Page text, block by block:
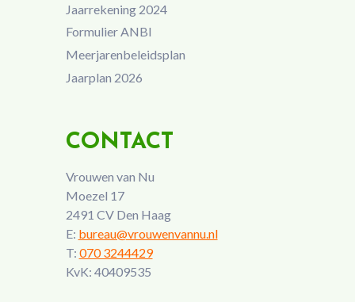
Jaarrekening 2024
Formulier ANBI
Meerjarenbeleidsplan
Jaarplan 2026
CONTACT
Vrouwen van Nu
Moezel 17
2491 CV Den Haag
E: bureau@vrouwenvannu.nl
T: 070 3244429
KvK: 40409535